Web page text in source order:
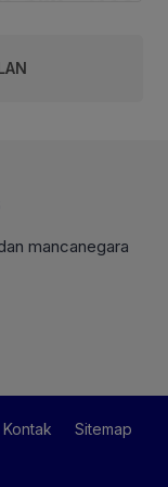
mancanegara
Kontak
Sitemap